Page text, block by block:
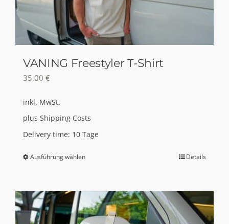
auf
der
Produktseite
werden
VANING Freestyler T-Shirt
35,00 €
inkl. MwSt.
plus Shipping Costs
Delivery time: 10 Tage
Ausführung wählenDieses
mehrere
Varianten
Details